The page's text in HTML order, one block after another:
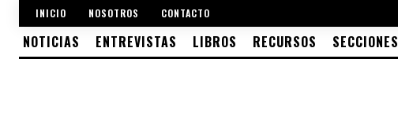
INICIO NOSOTROS CONTACTO
NOTICIAS ENTREVISTAS LIBROS RECURSOS SECCIONES